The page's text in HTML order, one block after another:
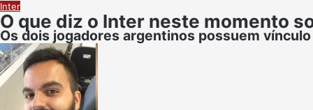
Inter
O que diz o Inter neste momento
Os dois jogadores argentinos possuem